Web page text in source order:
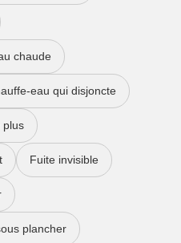
chaude
eau qui disjoncte
plus
Fuite invisible
plancher